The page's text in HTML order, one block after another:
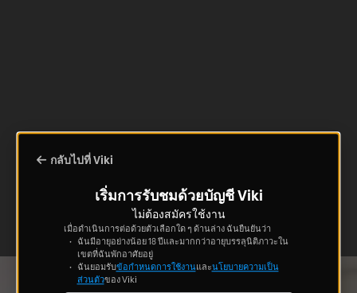
กลับไปที่ Viki
เริ่มการรับชมด้วยบัญชี Viki
ไม่ต้องสมัครใช้งาน
เมื่อดำเนินการต่อด้วยตัวเลือกใด ๆ ด้านล่าง ฉันยืนยันว่า
ฉันมีอายุอย่างน้อย 18 ปีและมากกว่าอายุบรรลุนิติภาวะใน
เขตที่ฉันพักอาศัยอยู่
ฉันยอมรับข้อกำหนดการใช้งานและนโยบายความเป็น
ส่วนตัวของ Viki